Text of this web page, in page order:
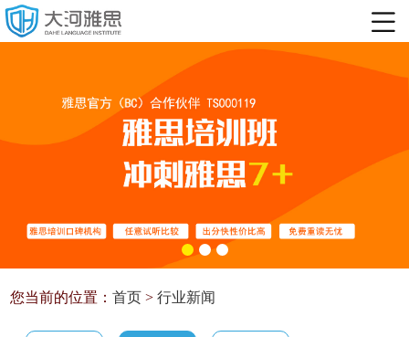
您当前的位置：首页 >行业新闻